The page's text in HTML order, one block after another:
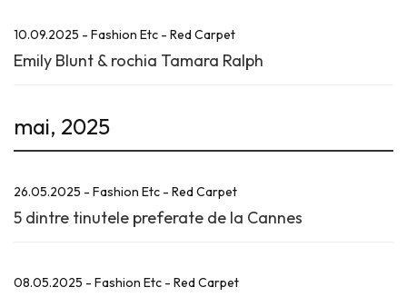
10.09.2025 - Fashion Etc - Red Carpet
Emily Blunt & rochia Tamara Ralph
mai, 2025
26.05.2025 - Fashion Etc - Red Carpet
5 dintre tinutele preferate de la Cannes
08.05.2025 - Fashion Etc - Red Carpet